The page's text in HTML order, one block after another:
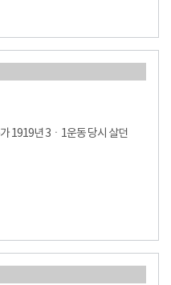
1919년 3ㆍ1운동 당시 살던